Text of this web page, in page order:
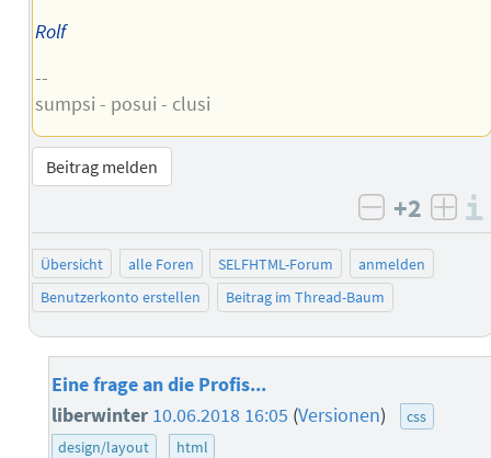
Rolf
--
sumpsi - posui - clusi
Beitrag melden
negativ
+2
Übersicht alle Foren SELFHTML-Forum
anmelden
Benutzerkonto erstellen
Beitrag im Thread-Baum
Eine frage an die Profis...
liberwinter 10.06.2018 16:05 (Versionen)
css
design/layout
html